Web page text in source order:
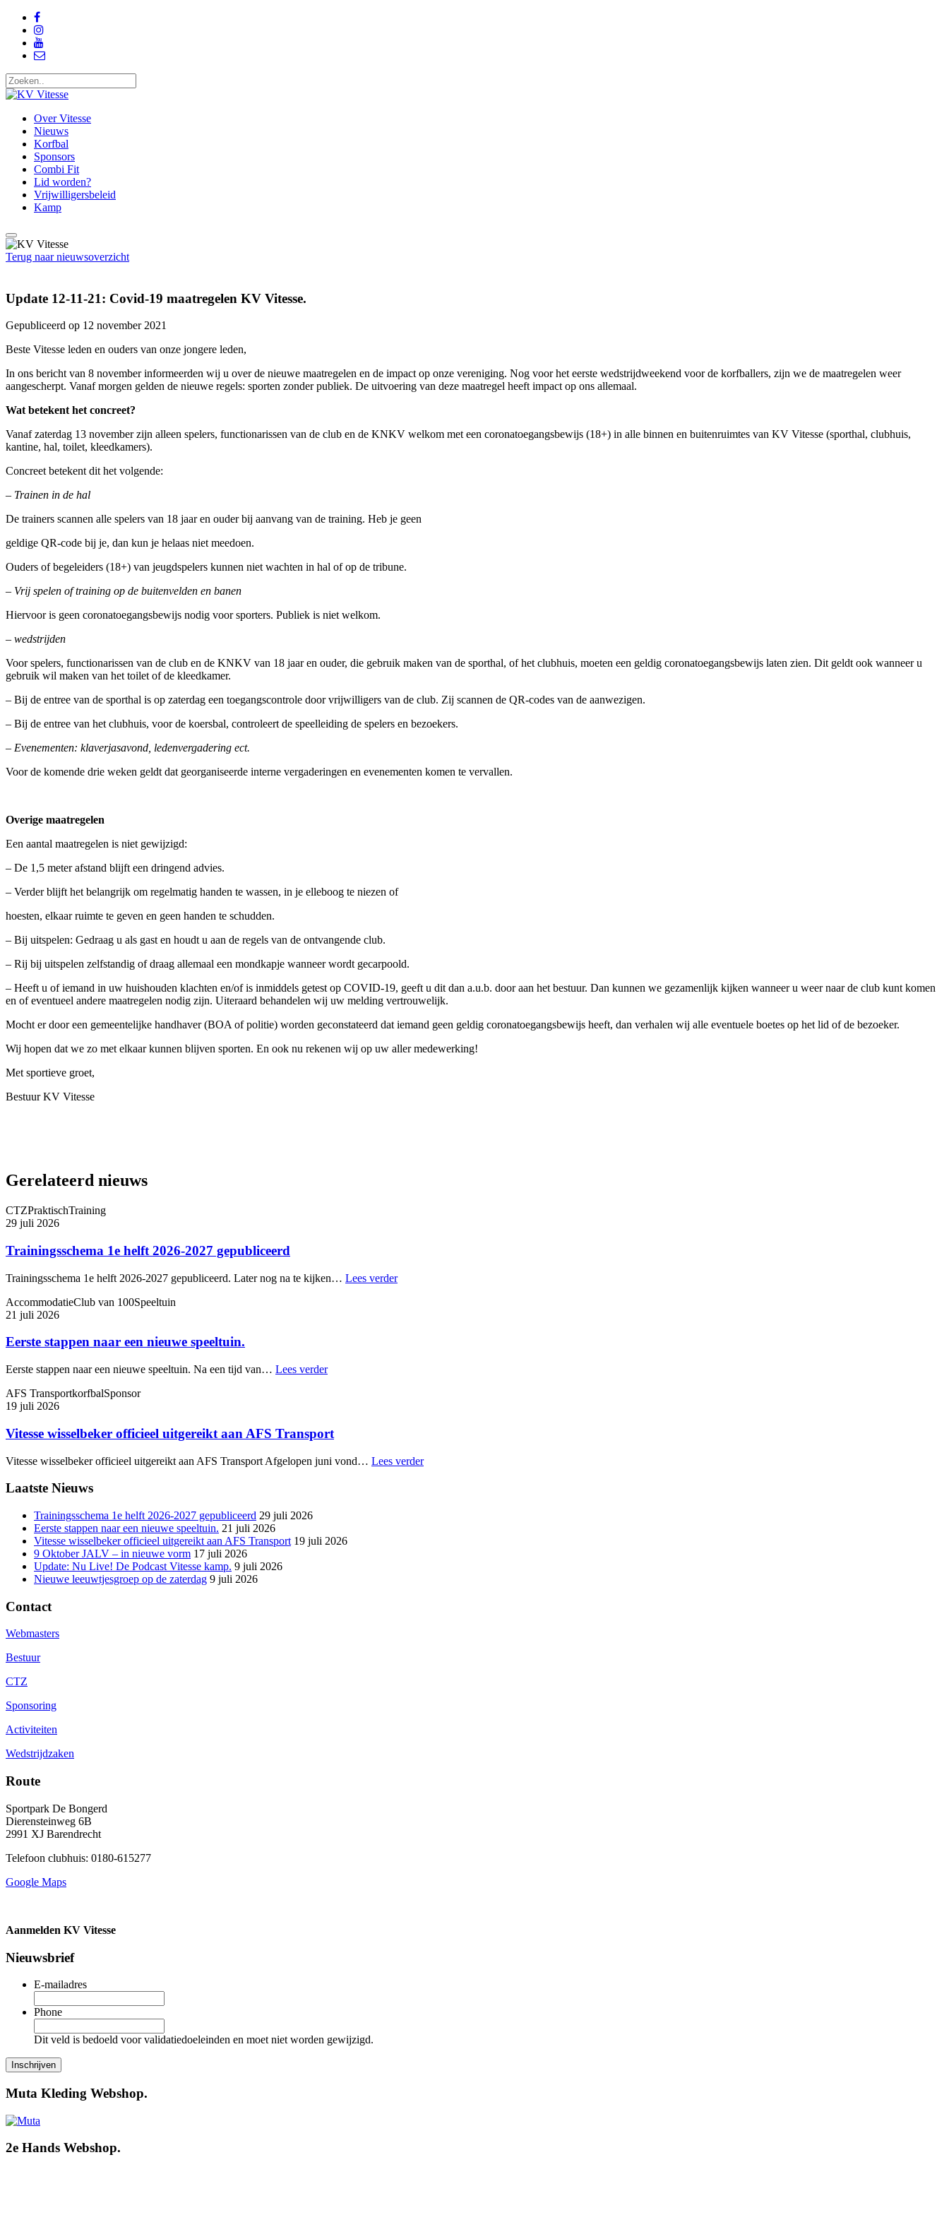
Over Vitesse
Nieuws
Korfbal
Sponsors
Combi Fit
Lid worden?
Vrijwilligersbeleid
Kamp
Terug naar nieuwsoverzicht
Update 12-11-21: Covid-19 maatregelen KV Vitesse.
Gepubliceerd op 12 november 2021
Beste Vitesse leden en ouders van onze jongere leden,
In ons bericht van 8 november informeerden wij u over de nieuwe maatregelen en de impact op onze vereniging. Nog voor het eerste wedstrijdweekend voor de korfballers, zijn we de maatregelen weer
aangescherpt. Vanaf morgen gelden de nieuwe regels: sporten zonder publiek. De uitvoering van deze maatregel heeft impact op ons allemaal.
Wat betekent het concreet?
Vanaf zaterdag 13 november zijn alleen spelers, functionarissen van de club en de KNKV welkom met een coronatoegangsbewijs (18+) in alle binnen en buitenruimtes van KV Vitesse (sporthal, clubhuis,
kantine, hal, toilet, kleedkamers).
Concreet betekent dit het volgende:
– Trainen in de hal
De trainers scannen alle spelers van 18 jaar en ouder bij aanvang van de training. Heb je geen
geldige QR-code bij je, dan kun je helaas niet meedoen.
Ouders of begeleiders (18+) van jeugdspelers kunnen niet wachten in hal of op de tribune.
– Vrij spelen of training op de buitenvelden en banen
Hiervoor is geen coronatoegangsbewijs nodig voor sporters. Publiek is niet welkom.
– wedstrijden
Voor spelers, functionarissen van de club en de KNKV van 18 jaar en ouder, die gebruik maken van de sporthal, of het clubhuis, moeten een geldig coronatoegangsbewijs laten zien. Dit geldt ook wanneer u
gebruik wil maken van het toilet of de kleedkamer.
– Bij de entree van de sporthal is op zaterdag een toegangscontrole door vrijwilligers van de club. Zij scannen de QR-codes van de aanwezigen.
– Bij de entree van het clubhuis, voor de koersbal, controleert de speelleiding de spelers en bezoekers.
– Evenementen: klaverjasavond, ledenvergadering ect.
Voor de komende drie weken geldt dat georganiseerde interne vergaderingen en evenementen komen te vervallen.
Overige maatregelen
Een aantal maatregelen is niet gewijzigd:
– De 1,5 meter afstand blijft een dringend advies.
– Verder blijft het belangrijk om regelmatig handen te wassen, in je elleboog te niezen of
hoesten, elkaar ruimte te geven en geen handen te schudden.
– Bij uitspelen: Gedraag u als gast en houdt u aan de regels van de ontvangende club.
– Rij bij uitspelen zelfstandig of draag allemaal een mondkapje wanneer wordt gecarpoold.
– Heeft u of iemand in uw huishouden klachten en/of is inmiddels getest op COVID-19, geeft u dit dan a.u.b. door aan het bestuur. Dan kunnen we gezamenlijk kijken wanneer u weer naar de club kunt komen
en of eventueel andere maatregelen nodig zijn. Uiteraard behandelen wij uw melding vertrouwelijk.
Mocht er door een gemeentelijke handhaver (BOA of politie) worden geconstateerd dat iemand geen geldig coronatoegangsbewijs heeft, dan verhalen wij alle eventuele boetes op het lid of de bezoeker.
Wij hopen dat we zo met elkaar kunnen blijven sporten. En ook nu rekenen wij op uw aller medewerking!
Met sportieve groet,
Bestuur KV Vitesse
Gerelateerd nieuws
CTZPraktischTraining
29 juli 2026
Trainingsschema 1e helft 2026-2027 gepubliceerd
Trainingsschema 1e helft 2026-2027 gepubliceerd. Later nog na te kijken… Lees verder
AccommodatieClub van 100Speeltuin
21 juli 2026
Eerste stappen naar een nieuwe speeltuin.
Eerste stappen naar een nieuwe speeltuin. Na een tijd van… Lees verder
AFS TransportkorfbalSponsor
19 juli 2026
Vitesse wisselbeker officieel uitgereikt aan AFS Transport
Vitesse wisselbeker officieel uitgereikt aan AFS Transport Afgelopen juni vond… Lees verder
Laatste Nieuws
Trainingsschema 1e helft 2026-2027 gepubliceerd 29 juli 2026
Eerste stappen naar een nieuwe speeltuin. 21 juli 2026
Vitesse wisselbeker officieel uitgereikt aan AFS Transport 19 juli 2026
9 Oktober JALV – in nieuwe vorm 17 juli 2026
Update: Nu Live! De Podcast Vitesse kamp. 9 juli 2026
Nieuwe leeuwtjesgroep op de zaterdag 9 juli 2026
Contact
Webmasters
Bestuur
CTZ
Sponsoring
Activiteiten
Wedstrijdzaken
Route
Sportpark De Bongerd
Dierensteinweg 6B
2991 XJ Barendrecht
Telefoon clubhuis: 0180-615277
Google Maps
Aanmelden KV Vitesse
Nieuwsbrief
E-mailadres
Phone
Dit veld is bedoeld voor validatiedoeleinden en moet niet worden gewijzigd.
Muta Kleding Webshop.
2e Hands Webshop.